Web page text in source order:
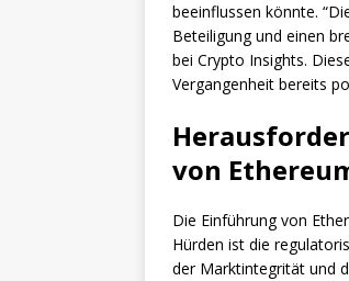
beeinflussen könnte.
Beteiligung und einen
bei Crypto Insights.
Vergangenheit bereits
von
Die Einführung von
Hürden ist die
der Marktintegrität und